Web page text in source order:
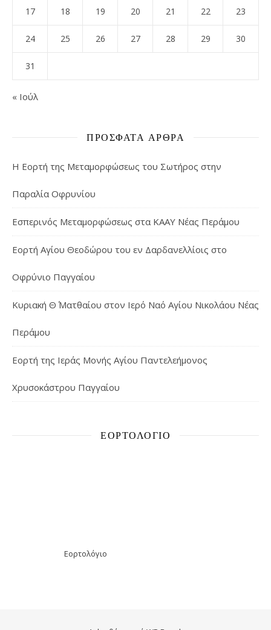
17 18 19 20 21 22 23
24 25 26 27 28 29 30
31
« Ιούλ
ΠΡΌΣΦΑΤΑ ΆΡΘΡΑ
Η Εορτή της Μεταμορφώσεως του Σωτήρος στην
Παραλία Οφρυνίου
Εσπερινός Μεταμορφώσεως στα ΚΑΑΥ Νέας Περάμου
Εορτή Αγίου Θεοδώρου του εν Δαρδανελλίοις στο
Οφρύνιο Παγγαίου
Κυριακή Θ΄ Ματθαίου στον Ιερό Ναό Αγίου Νικολάου Νέας
Περάμου
Εορτή της Ιεράς Μονής Αγίου Παντελεήμονος
Χρυσοκάστρου Παγγαίου
ΕΟΡΤΟΛΌΓΙΟ
Εορτολόγιο